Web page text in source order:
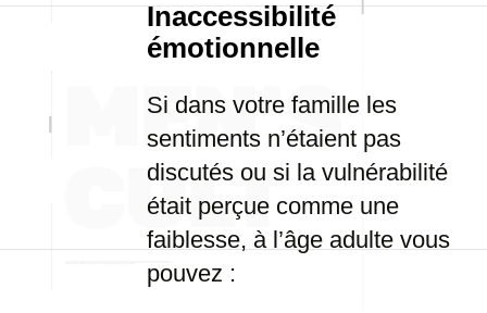
Inaccessibilité
émotionnelle
Si dans votre famille les
sentiments n’étaient pas
discutés ou si la vulnérabilité
était perçue comme une
faiblesse, à l’âge adulte vous
pouvez :